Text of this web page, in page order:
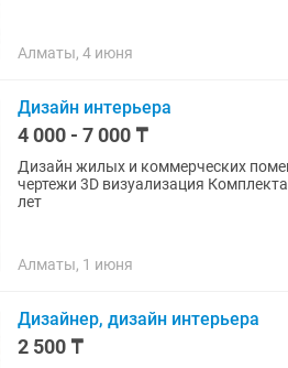
Алматы, 4 июня
Дизайн интерьера
4 000 - 7 000 ₸
Дизайн жилых и коммерческих помещений. Пакеты услуги от 3000 тг за
чертежи 3D визуализация Комплектация материалов Авторский надзор Опыт работы более 8
лет
Алматы, 1 июня
Дизайнер, дизайн интерьера
2 500 ₸